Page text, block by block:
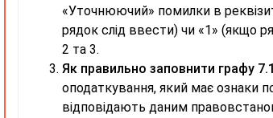
«Уточнюючий» помилки в
рядок слід ввести) чи «1» (якщо
2 та 3.
Як правильно заповнити графу
оподаткування, який має ознаки
відповідають даним